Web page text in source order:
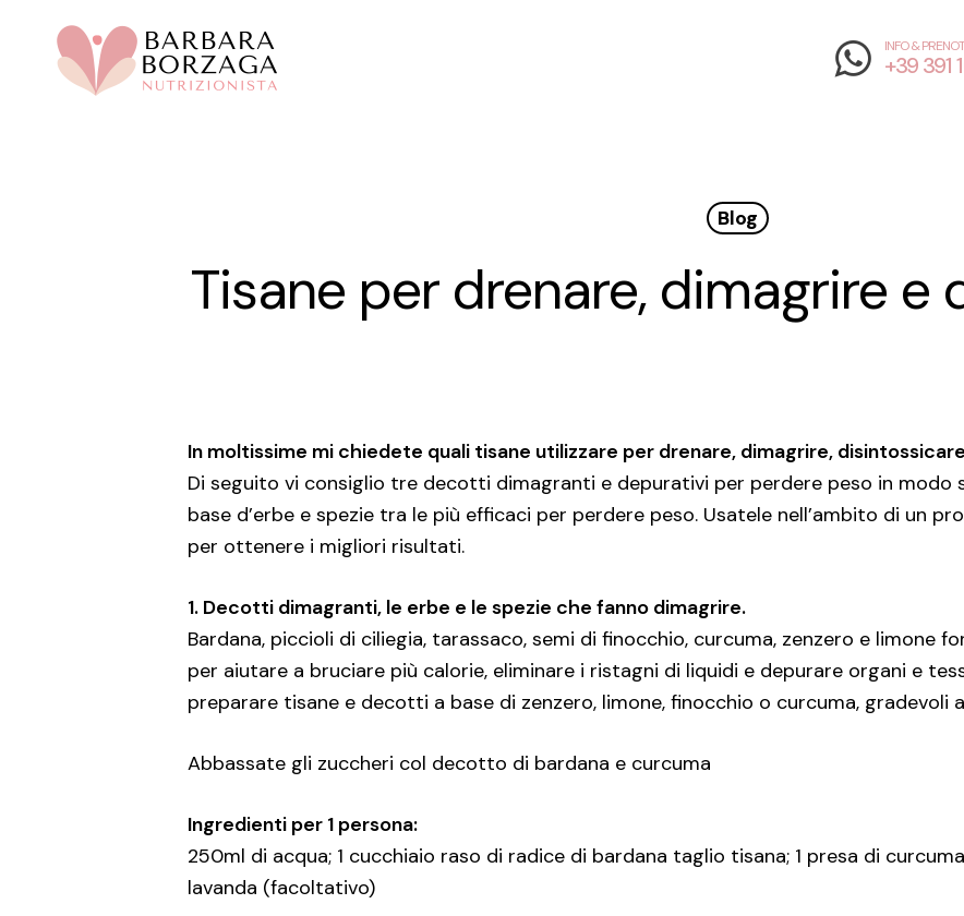
INFO &
+39 391
Blog
Tisane per drenare, dimagrire e
In moltissime mi chiedete quali tisane utilizzare per drenare, dimagrire,
Di seguito vi consiglio tre decotti dimagranti e depurativi per perdere peso in modo
base d’erbe e spezie tra le più efficaci per perdere peso. Usatele nell’ambito di un
per ottenere i migliori risultati.
1. Decotti dimagranti, le erbe e le spezie che fanno dimagrire.
Bardana, piccioli di ciliegia, tarassaco, semi di finocchio, curcuma, zenzero e limone
per aiutare a bruciare più calorie, eliminare i ristagni di liquidi e depurare organi e
preparare tisane e decotti a base di zenzero, limone, finocchio o curcuma,
Abbassate gli zuccheri col decotto di bardana e curcuma
Ingredienti per 1 persona:
250ml di acqua; 1 cucchiaio raso di radice di bardana taglio tisana; 1 presa di
lavanda (facoltativo)